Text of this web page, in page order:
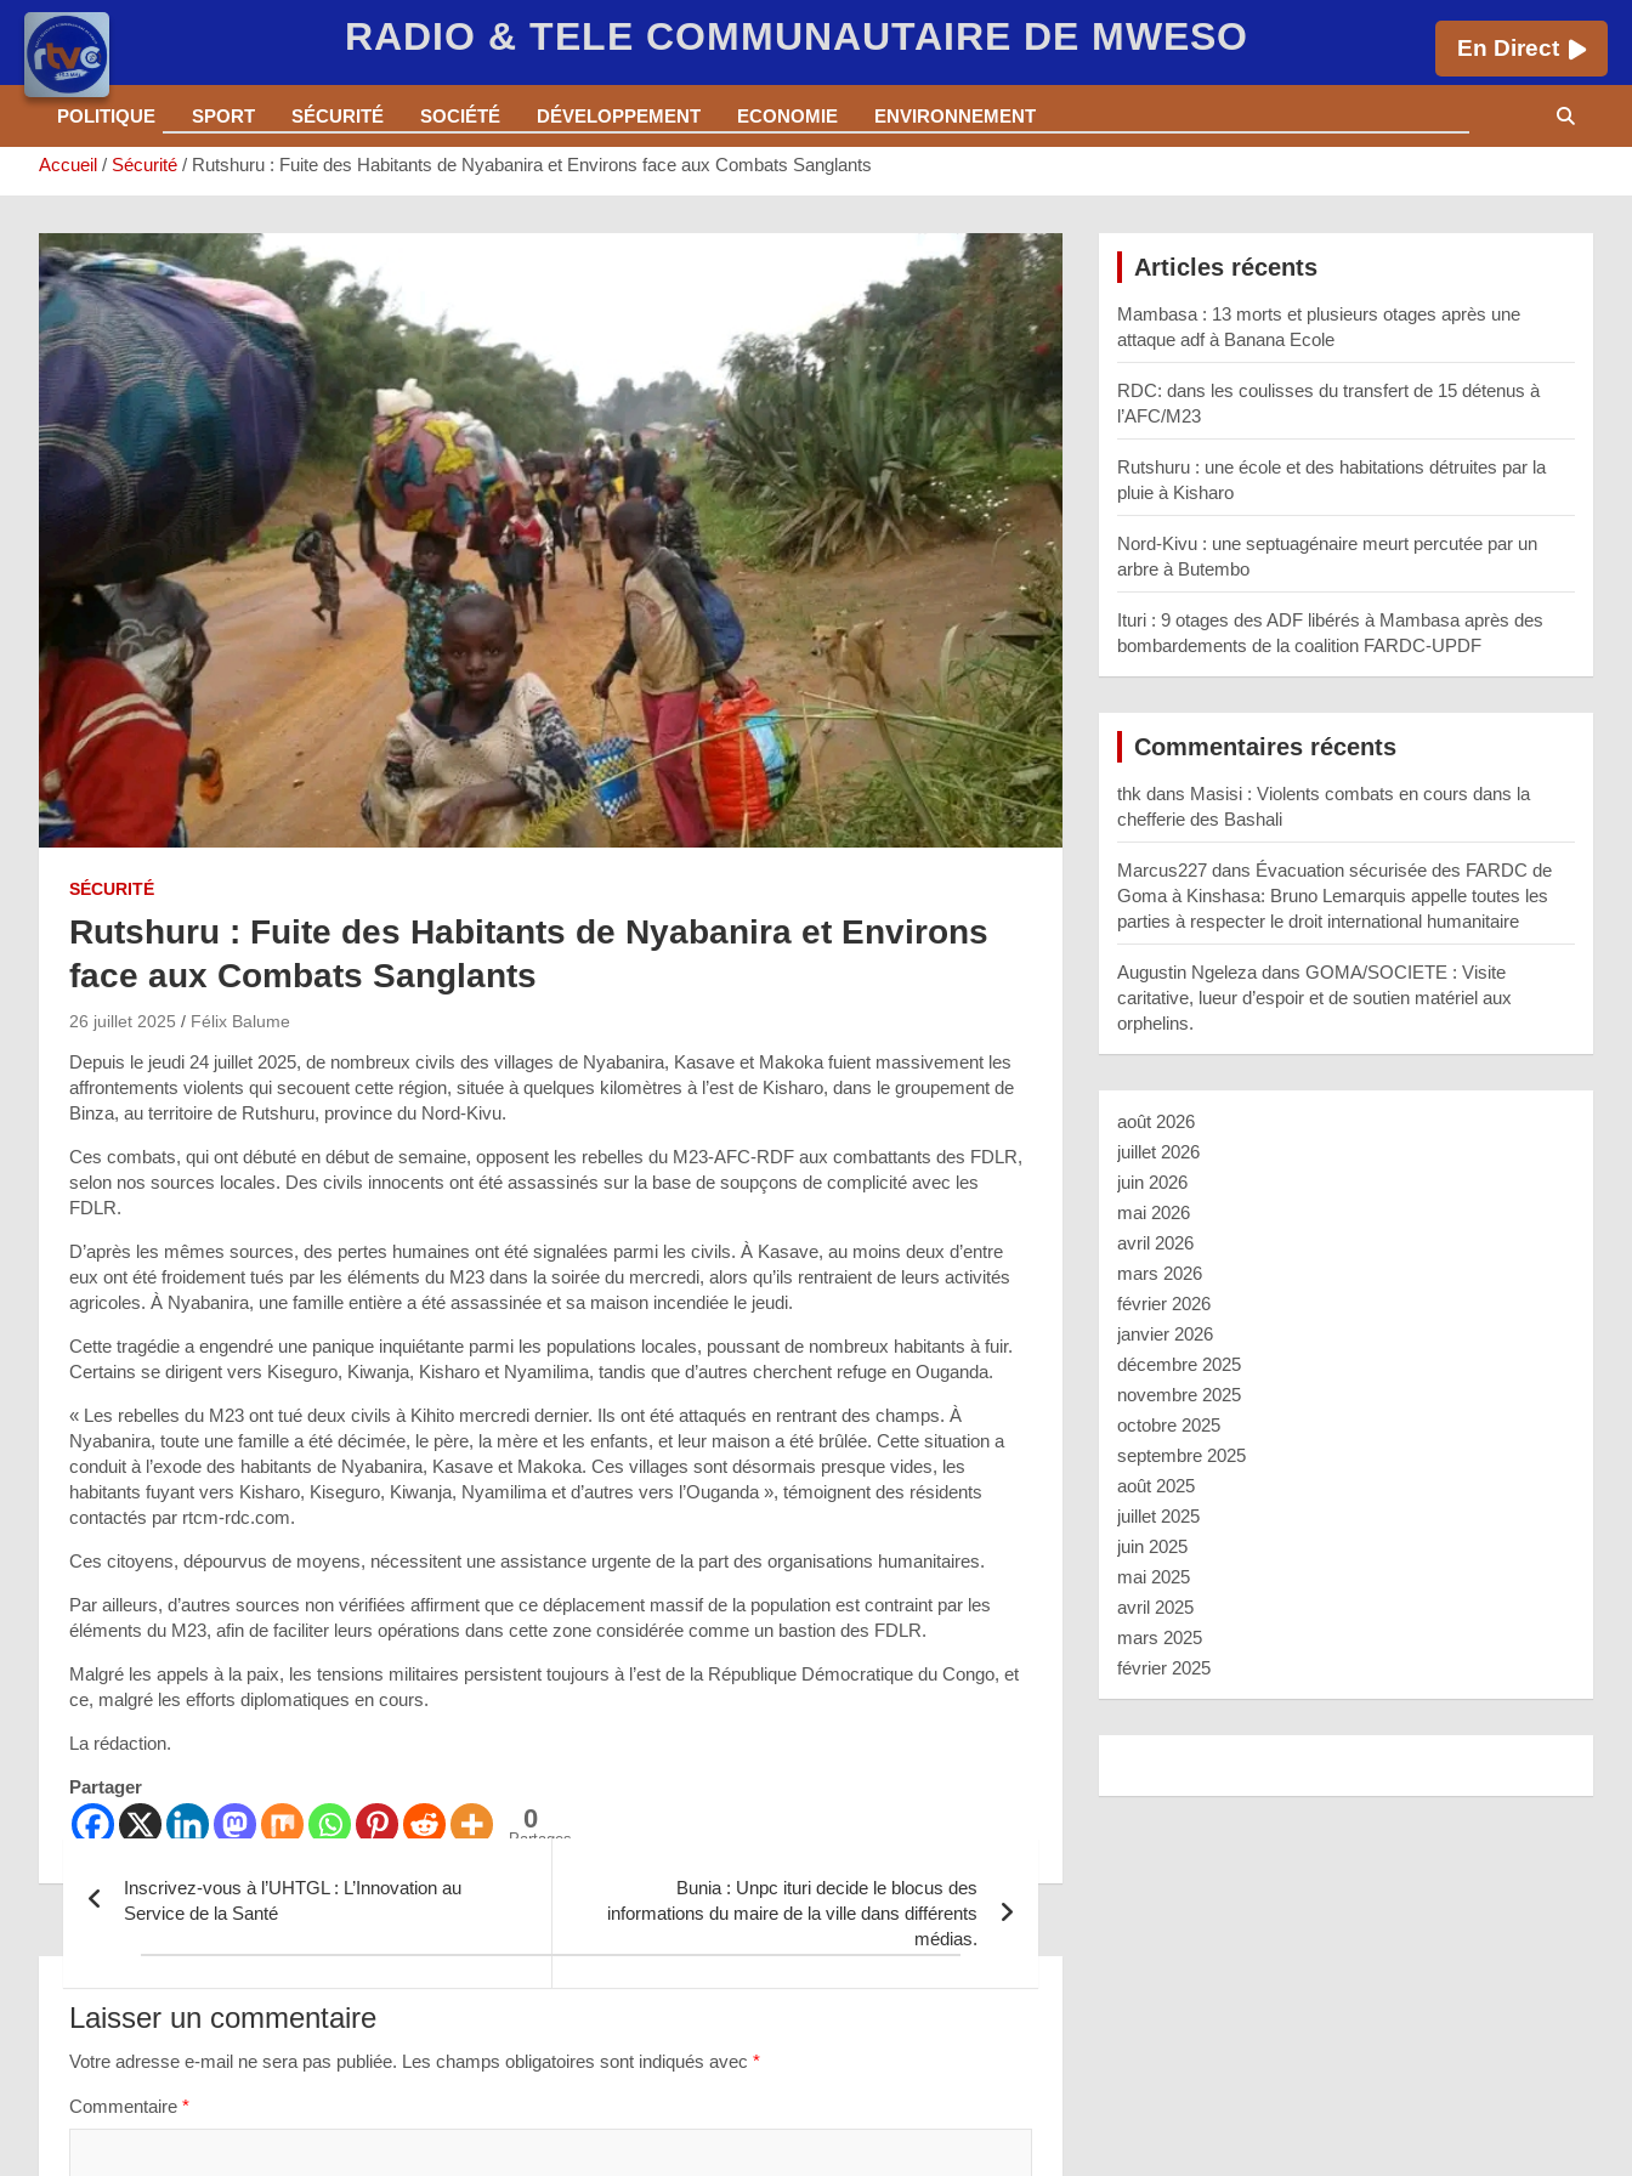
RADIO & TELE COMMUNAUTAIRE DE MWESO En Direct
Aller
contenu
POLITIQUE SPORT SÉCURITÉ SOCIÉTÉ DÉVELOPPEMENT ECONOMIE ENVIRONNEMENT
Accueil Sécurité Rutshuru : Fuite des Habitants de Nyabanira et Environs face aux Combats Sanglants
SÉCURITÉ
Rutshuru : Fuite des Habitants de Nyabanira et Environs
face aux Combats Sanglants
26 juillet 2025 Félix Balume
Depuis le jeudi 24 juillet 2025, de nombreux civils des villages de Nyabanira, Kasave et Makoka fuient massivement les
affrontements violents qui secouent cette région, située à quelques kilomètres à l’est de Kisharo, dans le groupement de
Binza, au territoire de Rutshuru, province du Nord-Kivu.
Ces combats, qui ont débuté en début de semaine, opposent les rebelles du M23-AFC-RDF aux combattants des FDLR,
selon nos sources locales. Des civils innocents ont été assassinés sur la base de soupçons de complicité avec les
FDLR.
D’après les mêmes sources, des pertes humaines ont été signalées parmi les civils. À Kasave, au moins deux d’entre
eux ont été froidement tués par les éléments du M23 dans la soirée du mercredi, alors qu’ils rentraient de leurs activités
agricoles. À Nyabanira, une famille entière a été assassinée et sa maison incendiée le jeudi.
Cette tragédie a engendré une panique inquiétante parmi les populations locales, poussant de nombreux habitants à fuir.
Certains se dirigent vers Kiseguro, Kiwanja, Kisharo et Nyamilima, tandis que d’autres cherchent refuge en Ouganda.
« Les rebelles du M23 ont tué deux civils à Kihito mercredi dernier. Ils ont été attaqués en rentrant des champs. À
Nyabanira, toute une famille a été décimée, le père, la mère et les enfants, et leur maison a été brûlée. Cette situation a
conduit à l’exode des habitants de Nyabanira, Kasave et Makoka. Ces villages sont désormais presque vides, les
habitants fuyant vers Kisharo, Kiseguro, Kiwanja, Nyamilima et d’autres vers l’Ouganda », témoignent des résidents
contactés par rtcm-rdc.com.
Ces citoyens, dépourvus de moyens, nécessitent une assistance urgente de la part des organisations humanitaires.
Par ailleurs, d’autres sources non vérifiées affirment que ce déplacement massif de la population est contraint par les
éléments du M23, afin de faciliter leurs opérations dans cette zone considérée comme un bastion des FDLR.
Malgré les appels à la paix, les tensions militaires persistent toujours à l’est de la République Démocratique du Congo, et
ce, malgré les efforts diplomatiques en cours.
La rédaction.
Partager
0
Partages
Navigation
de
l’article
Inscrivez-vous à l’UHTGL : L’Innovation au
Service de la Santé
Bunia : Unpc ituri decide le blocus des
informations du maire de la ville dans différents
médias.
Laisser un commentaire
Votre adresse e-mail ne sera pas publiée. Les champs obligatoires sont indiqués avec *
Commentaire *
Articles récents
Mambasa : 13 morts et plusieurs otages après une
attaque adf à Banana Ecole
RDC: dans les coulisses du transfert de 15 détenus à
l’AFC/M23
Rutshuru : une école et des habitations détruites par la
pluie à Kisharo
Nord-Kivu : une septuagénaire meurt percutée par un
arbre à Butembo
Ituri : 9 otages des ADF libérés à Mambasa après des
bombardements de la coalition FARDC-UPDF
Commentaires récents
thk dans Masisi : Violents combats en cours dans la
chefferie des Bashali
Marcus227 dans Évacuation sécurisée des FARDC de
Goma à Kinshasa: Bruno Lemarquis appelle toutes les
parties à respecter le droit international humanitaire
Augustin Ngeleza dansGOMA/SOCIETE : Visite
caritative, lueur d’espoir et de soutien matériel aux
orphelins.
août 2026
juillet 2026
juin 2026
mai 2026
avril 2026
mars 2026
février 2026
janvier 2026
décembre 2025
novembre 2025
octobre 2025
septembre 2025
août 2025
juillet 2025
juin 2025
mai 2025
avril 2025
mars 2025
février 2025